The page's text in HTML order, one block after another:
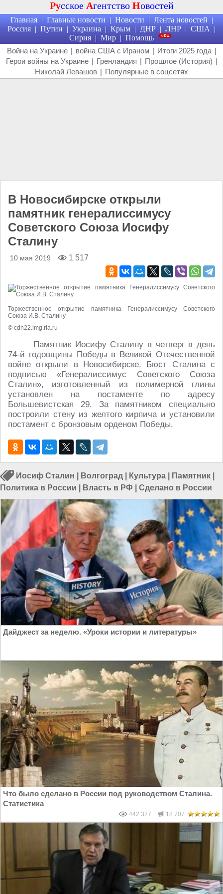
Русское Агентство Новостей
Главная | Главные новости | Новости | Лента новостей |
Россия | Путин | Украина | Крым | ДНР | ЛНР | США |
Сирия | Мир | Помощь
Война на Украине | война США с Ираном | Итоги 2025 года |
Герои войны на Украине | Гренландия | Прошлое (История) |
Николай Левашов | Популярные в соцсетях
В Новосибирске открыли
памятник генералиссимусу
Советского Союза Иосифу
Сталину
10 мая 2019 1 517
Торжественное открытие памятника Генералиссимусу Советского
Союза И.В. Сталину
© cdn22.img.ria.ru
Памятник Иосифу Сталину в четверг в день
74-й годовщины Победы в Великой Отечественной
войне открыли в Новосибирске. Бюст Сталина с
подписью «Генералиссимус Советского Союза
Сталин», изготовленный из полимерной глины
установлен на постаменте по адресу
Большевистская 29. За памятником специально
построили стену из желтого кирпича и установили
постамент с бронзовым орденом Победы.
Иосиф Сталин Волгоград Культура Памятник
Политика в России
Власть в РФ Сделано в России
Дайджест за неделю. «Уроки истории и литературы»
Что было сделано в России под руководством Сталина.
Статистика
442 327 18 707